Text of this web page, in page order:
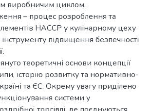
виробничим циклом.
– процес розроблення та
НАССР у кулінарному цеху
підвищення безпечності
теоретичні основи концепції
історію розвитку та нормативно-
та ЄС. Окрему увагу приділено
системи у